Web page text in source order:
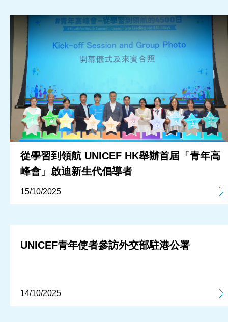
從學習到領航 UNICEF HK舉辦首屆「青年高
峰會」啟迪新生代倡導者
15/10/2025
UNICEF青年使者參訪外交部駐港公署
14/10/2025